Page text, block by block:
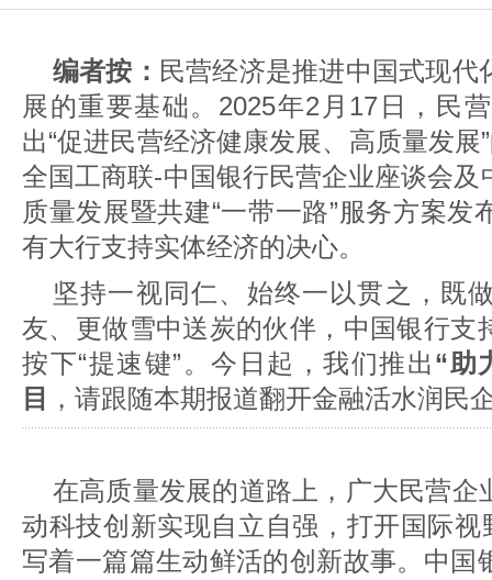
编者按： 民营经济是推进中国式现
展的重要基础。2025年2月17日，民
出“促进民营经济健康发展、高质量发展
全国工商联-中国银行民营企业座谈会
质量发展暨共建“一带一路”服务方案发
有大行支持实体经济的决心。
坚持一视同仁、始终一以贯之，既
友、更做雪中送炭的伙伴，中国银行支
按下“提速键”。今日起，我们推出“助
目 ，请跟随本期报道翻开金融活水润民
在高质量发展的道路上，广大民营企
动科技创新实现自立自强，打开国际
写着一篇篇生动鲜活的创新故事。中国